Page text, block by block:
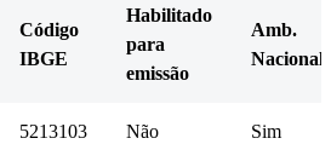
Código
IBGE
Habilitado
para
emissão
Amb.
Nacional
5213103 Não Sim